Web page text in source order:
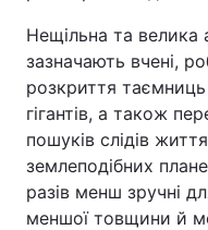
Нещільна та велика
зазначають вчені,
розкриття
гігантів, а також
пошуків слідів
землеподібних
разів менш зручні
меншої товщини й